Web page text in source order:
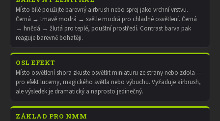
Místo bílé použijte barevný airbrush nebo sprej jako vrchní vrstvu.
Černá → tmavě modrá → světle modrá pro chladné osvětlení. Černá
→ hnědá → žlutá pro teplé, pouštní prostředí. Contrast barva pak
reaguje barevně bohatěji.
OSL EFEKT
Místo osvětlení shora zkuste osvětlit miniaturu ze strany nebo zdola —
pro efekt lucerny, magického světla nebo výbuchu. Vyžaduje airbrush,
ale výsledek je dramatický a naprosto jedinečný.
ZÁKLAD PRO NMM